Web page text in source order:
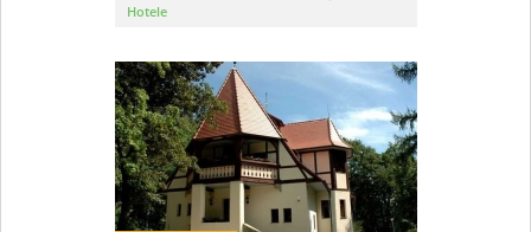
Hotele